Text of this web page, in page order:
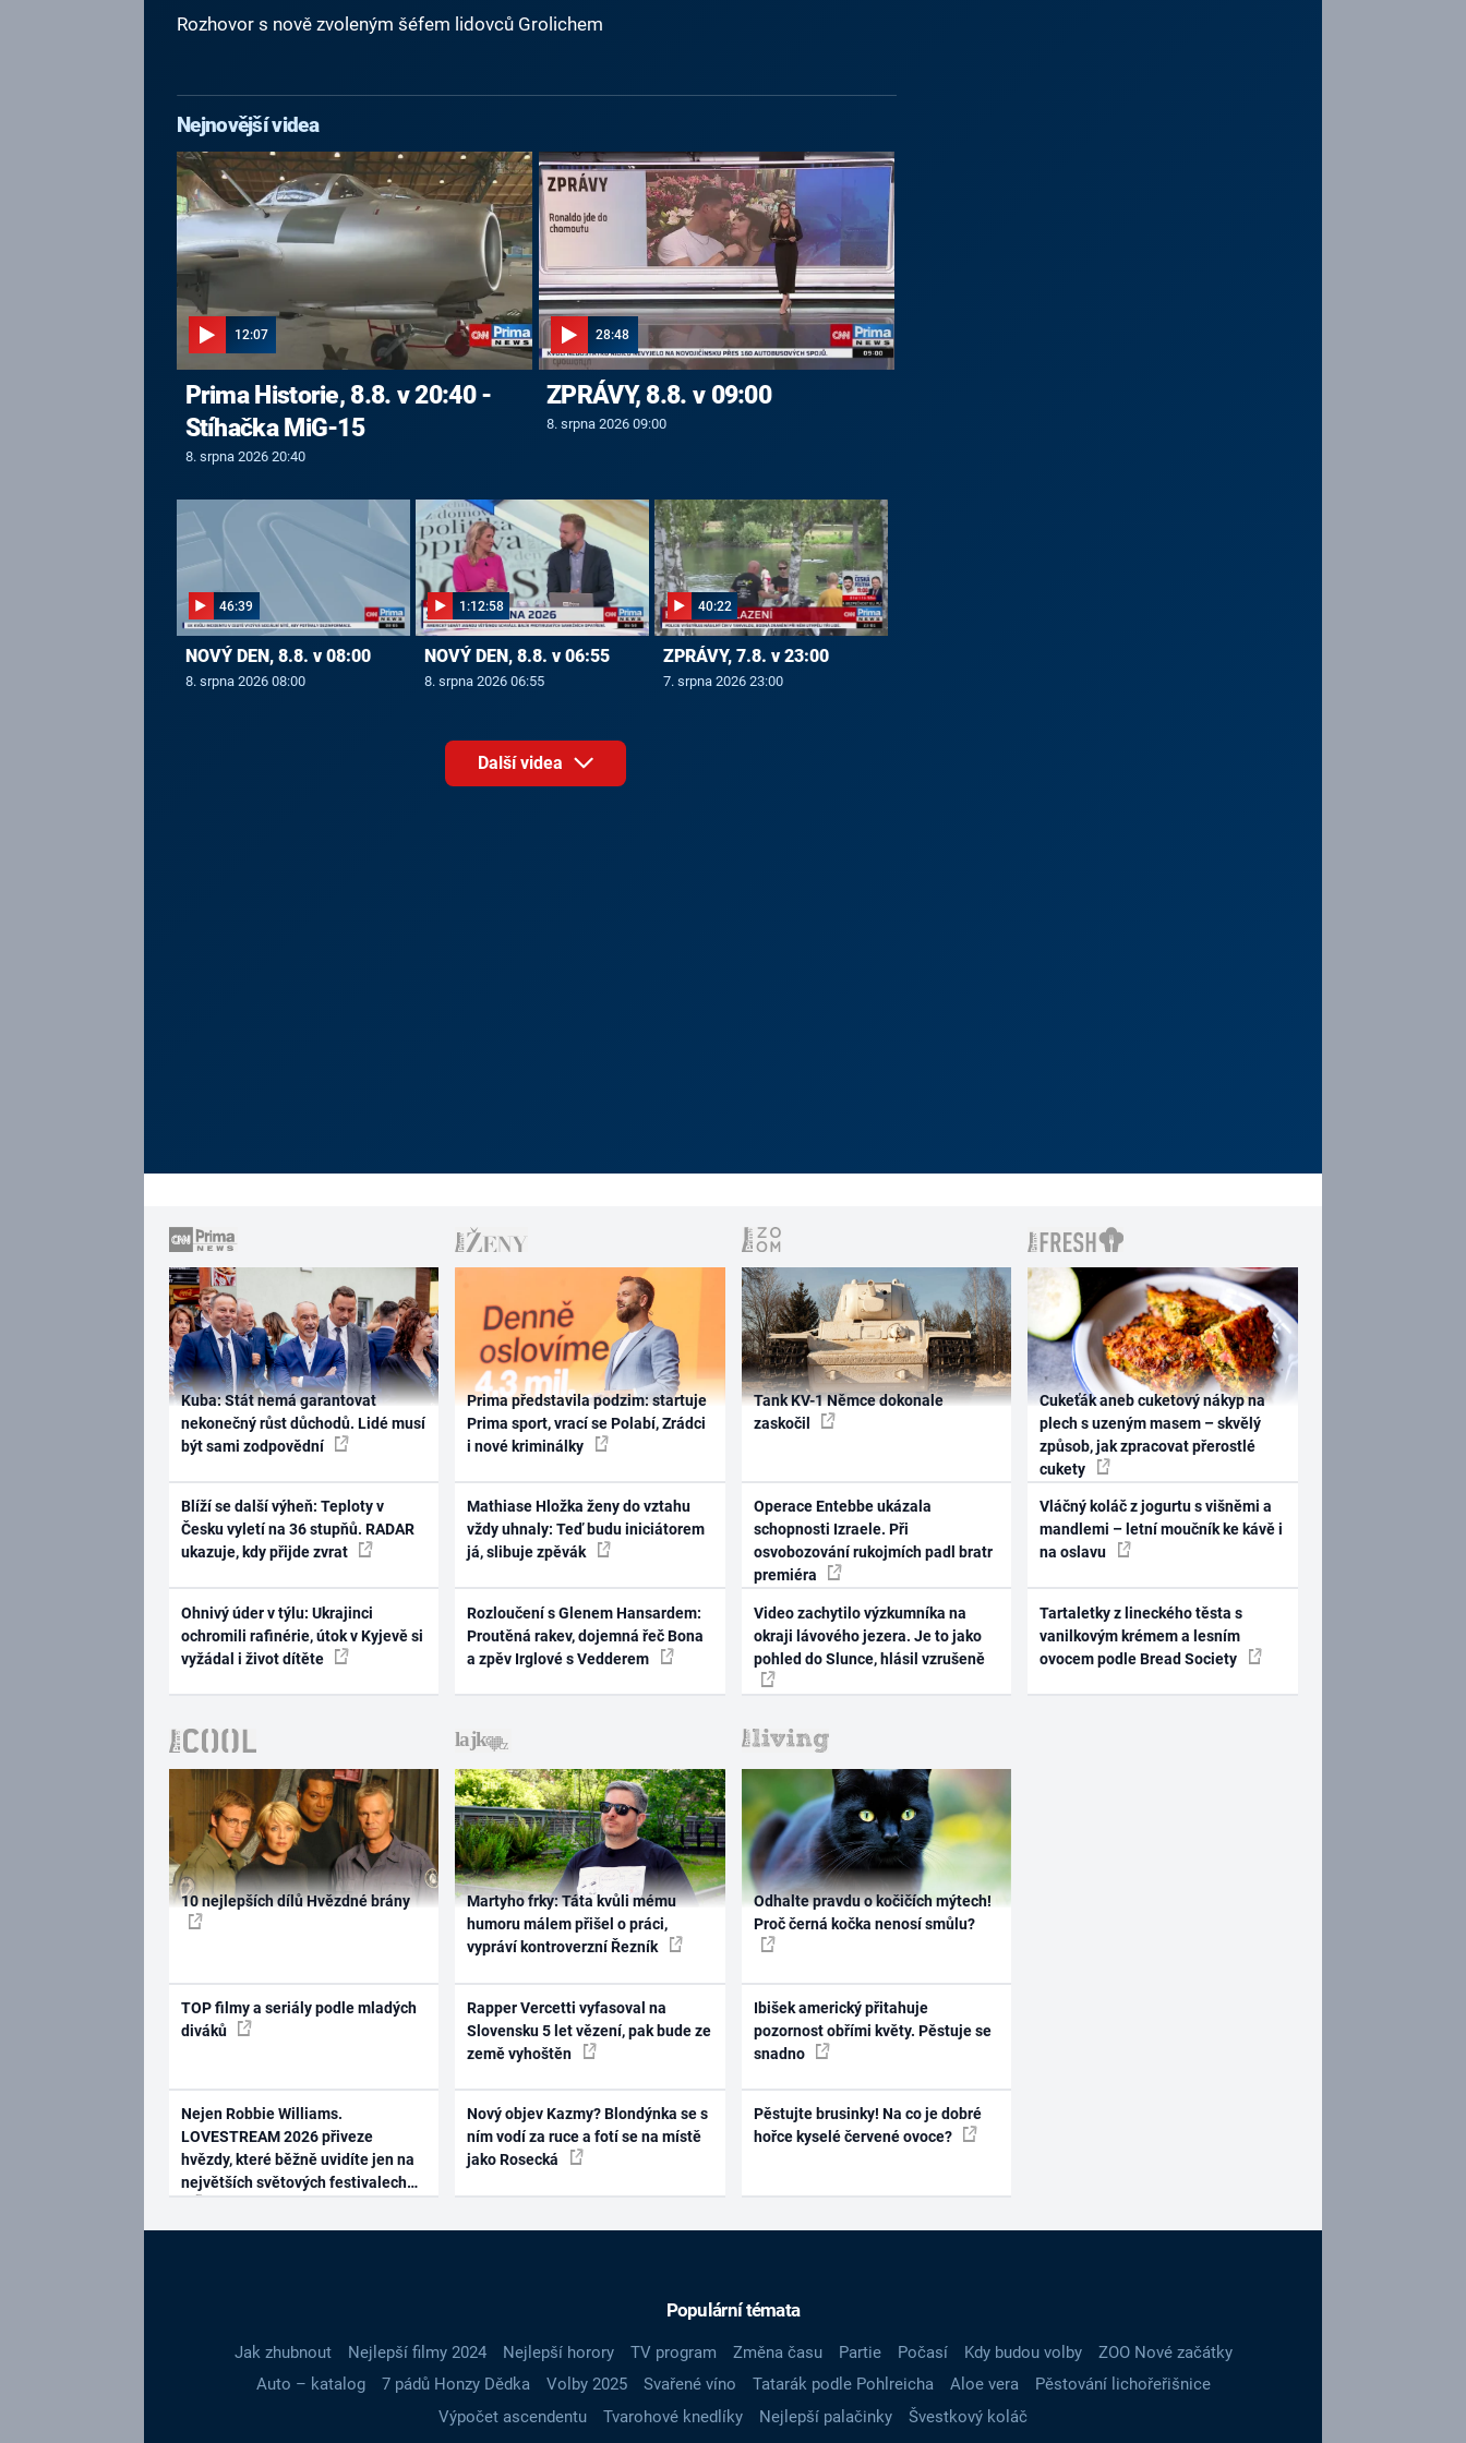
Rozhovor s nově zvoleným šéfem lidovců Grolichem
Nejnovější videa
12:07
Prima Historie, 8.8. v 20:40 -
Stíhačka MiG-15
8. srpna 2026 20:40
28:48
ZPRÁVY, 8.8. v 09:00
8. srpna 2026 09:00
46:39
NOVÝ DEN, 8.8. v 08:00
8. srpna 2026 08:00
1:12:58
NOVÝ DEN, 8.8. v 06:55
8. srpna 2026 06:55
40:22
ZPRÁVY, 7.8. v 23:00
7. srpna 2026 23:00
Další videa
Kuba: Stát nemá garantovat
nekonečný růst důchodů. Lidé musí
být sami zodpovědní
Blíží se další výheň: Teploty v
Česku vyletí na 36 stupňů. RADAR
ukazuje, kdy přijde zvrat
Ohnivý úder v týlu: Ukrajinci
ochromili rafinérie, útok v Kyjevě si
vyžádal i život dítěte
Prima představila podzim: startuje
Prima sport, vrací se Polabí, Zrádci
i nové kriminálky
Mathiase Hložka ženy do vztahu
vždy uhnaly: Teď budu iniciátorem
já, slibuje zpěvák
Rozloučení s Glenem Hansardem:
Proutěná rakev, dojemná řeč Bona
a zpěv Irglové s Vedderem
Tank KV-1 Němce dokonale
zaskočil
Operace Entebbe ukázala
schopnosti Izraele. Při
osvobozování rukojmích padl bratr
premiéra
Video zachytilo výzkumníka na
okraji lávového jezera. Je to jako
pohled do Slunce, hlásil vzrušeně
Cukeťák aneb cuketový nákyp na
plech s uzeným masem – skvělý
způsob, jak zpracovat přerostlé
cukety
Vláčný koláč z jogurtu s višněmi a
mandlemi – letní moučník ke kávě i
na oslavu
Tartaletky z lineckého těsta s
vanilkovým krémem a lesním
ovocem podle Bread Society
10 nejlepších dílů Hvězdné brány
TOP filmy a seriály podle mladých
diváků
Nejen Robbie Williams.
LOVESTREAM 2026 přiveze
hvězdy, které běžně uvidíte jen na
největších světových festivalech
Martyho frky: Táta kvůli mému
humoru málem přišel o práci,
vypráví kontroverzní Řezník
Rapper Vercetti vyfasoval na
Slovensku 5 let vězení, pak bude ze
země vyhoštěn
Nový objev Kazmy? Blondýnka se s
ním vodí za ruce a fotí se na místě
jako Rosecká
Odhalte pravdu o kočičích mýtech!
Proč černá kočka nenosí smůlu?
Ibišek americký přitahuje
pozornost obřími květy. Pěstuje se
snadno
Pěstujte brusinky! Na co je dobré
hořce kyselé červené ovoce?
Populární témata
Jak zhubnout Nejlepší filmy 2024 Nejlepší horory TV program Změna času Partie Počasí Kdy budou volby
ZOO Nové začátky
Auto – katalog
7 pádů Honzy Dědka Volby 2025 Svařené víno Tatarák podle Pohlreicha Aloe vera
Pěstování lichořeřišnice
Výpočet ascendentu
Tvarohové knedlíky Nejlepší palačinky Švestkový koláč